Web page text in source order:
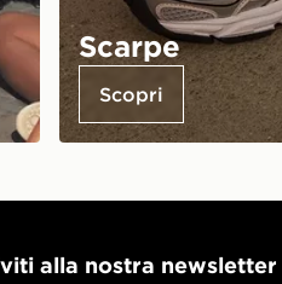
Scarpe
Scopri
alla nostra